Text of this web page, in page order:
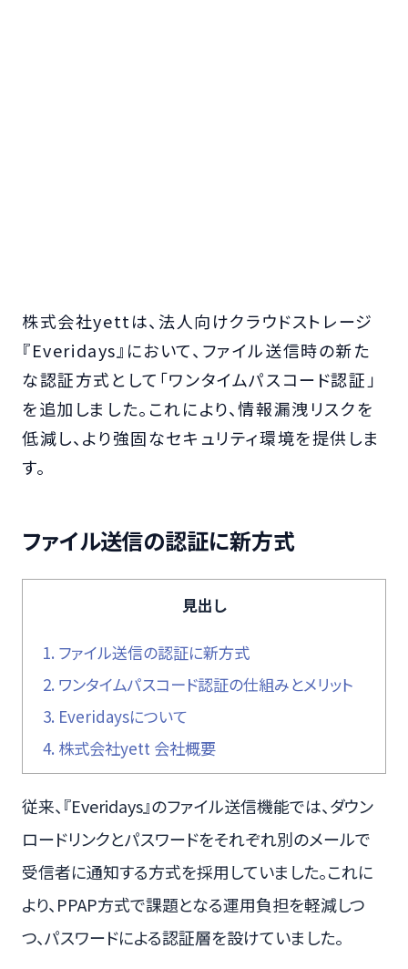
株式会社yettは、法人向けクラウドストレージ
『Everidays』において、ファイル送信時の新た
な認証方式として「ワンタイムパスコード認証」
を追加しました。これにより、情報漏洩リスクを
低減し、より強固なセキュリティ環境を提供しま
す。
ファイル送信の認証に新方式
見出し
1. ファイル送信の認証に新方式
2. ワンタイムパスコード認証の仕組みとメリット
3. Everidaysについて
4. 株式会社yett 会社概要
従来、『Everidays』のファイル送信機能では、ダウン
ロードリンクとパスワードをそれぞれ別のメールで
受信者に通知する方式を採用していました。これに
より、PPAP方式で課題となる運用負担を軽減しつ
つ、パスワードによる認証層を設けていました。